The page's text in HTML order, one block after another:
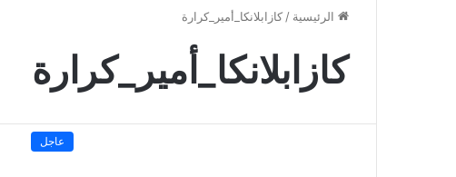
الرئيسية / كازابلانكا_أمير_كرارة
كازابلانكا_أمير_كرارة
عاجل